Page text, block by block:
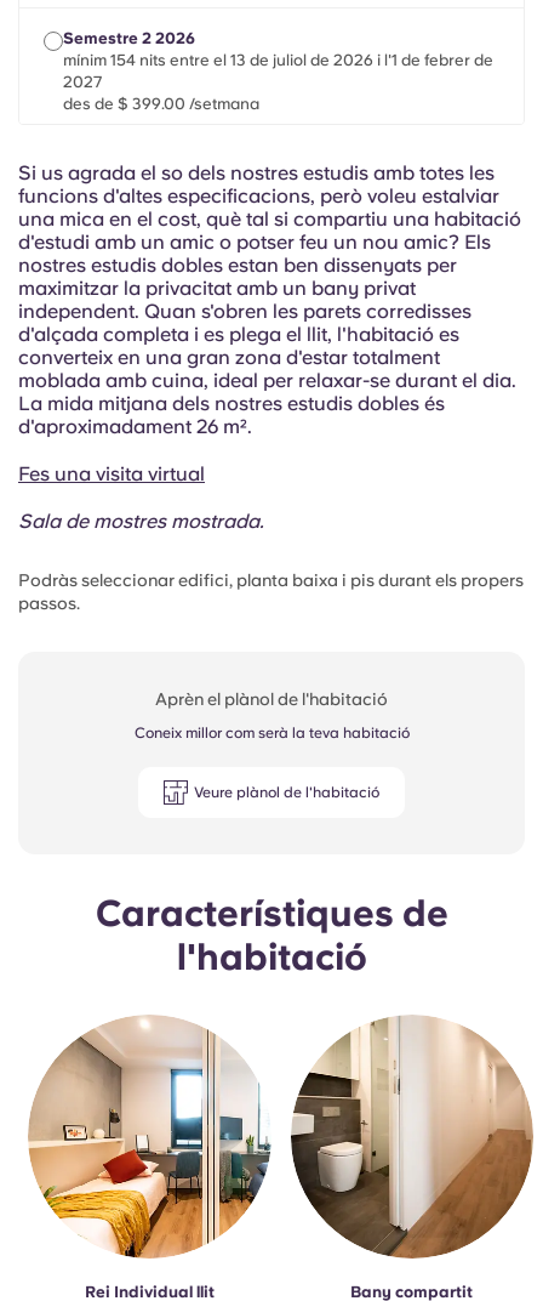
Semestre 2 2026
mínim 154 nits entre el 13 de juliol de 2026 i l'1 de febrer de
2027
des de $ 399.00 /setmana
Lloguer a curt termini
mínim 21 nits entre el 13 de juliol de 2026 i l'1 de febrer de
2027
des de $ 399.00 /setmana
Si us agrada el so dels nostres estudis amb totes les
funcions d'altes especificacions, però voleu estalviar
una mica en el cost, què tal si compartiu una habitació
d'estudi amb un amic o potser feu un nou amic? Els
nostres estudis dobles estan ben dissenyats per
maximitzar la privacitat amb un bany privat
independent. Quan s'obren les parets corredisses
d'alçada completa i es plega el llit, l'habitació es
converteix en una gran zona d'estar totalment
moblada amb cuina, ideal per relaxar-se durant el dia.
La mida mitjana dels nostres estudis dobles és
d'aproximadament 26 m².
Fes una visita virtual
Sala de mostres mostrada.
Podràs seleccionar edifici, planta baixa i pis durant els propers
passos.
Aprèn el plànol de l'habitació
Coneix millor com serà la teva habitació
Veure plànol de l'habitació
Característiques de
l'habitació
Rei Individual llit Bany compartit